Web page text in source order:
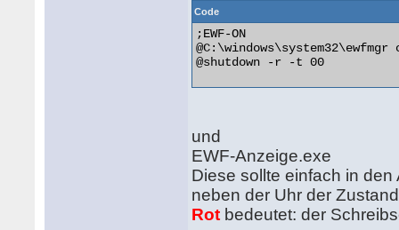
Code
;EWF-ON
@shutdown -r -t 00
und
EWF-Anzeige.exe
Diese sollte einfach in
neben der Uhr der
Rot bedeutet: der